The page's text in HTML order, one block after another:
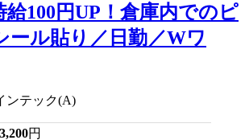
給100円UP！倉庫内でのピ
ール貼り／日勤／Wワ
ンテック(A)
円